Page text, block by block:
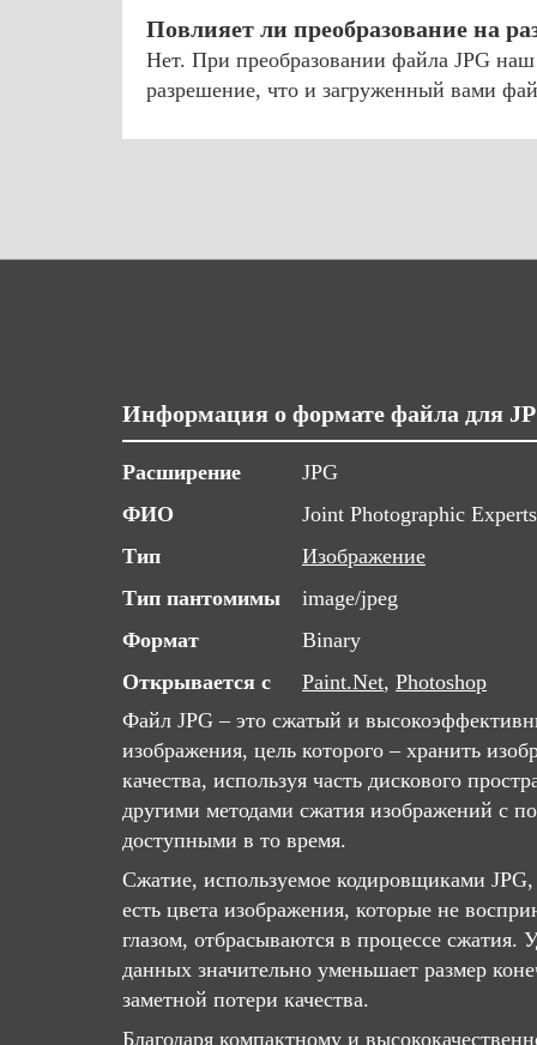
Повлияет ли преобразование на
Нет. При преобразовании файла JPG
разрешение, что и загруженный вами
Информация о формате файла для
Расширение
JPG
ФИО
Joint Photographic
Тип
Изображение
Тип пантомимы
image/jpeg
Формат
Binary
Открывается с
Paint.Net, Photoshop
Файл JPG – это сжатый и
изображения, цель которого – хранить
качества, используя часть дискового
другими методами сжатия изображений с
доступными в то время.
Сжатие, используемое кодировщиками JPG,
есть цвета изображения, которые не
глазом, отбрасываются в процессе сжатия.
данных значительно уменьшает размер
заметной потери качества.
Благодаря компактному и